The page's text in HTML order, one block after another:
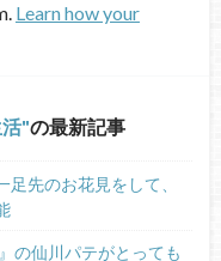
Learn how your
の最新記事
足先のお花見をして、
の仙川パテがとっても